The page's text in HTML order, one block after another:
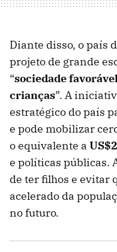
Diante disso, o país
projeto de grande
“sociedade
crianças”. A
estratégico do país
e pode mobilizar
o equivalente a
e políticas públicas.
de ter filhos e evitar
acelerado da
no futuro.